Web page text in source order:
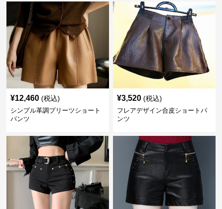
¥12,460 (税込)
シンプル革調プリーツショート
パンツ
¥3,520 (税込)
フレアデザイン合皮ショートパ
ンツ